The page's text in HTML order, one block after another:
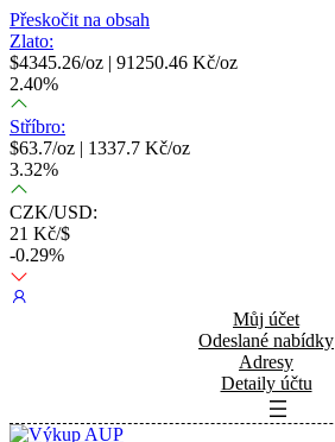
Přeskočit na obsah
Zlato:
$4345.26/oz | 91250.46 Kč/oz
2.40%
Stříbro:
$63.7/oz | 1337.7 Kč/oz
3.32%
CZK/USD:
21 Kč/$
-0.29%
Můj účet
Odeslané nabídky
Adresy
Detaily účtu